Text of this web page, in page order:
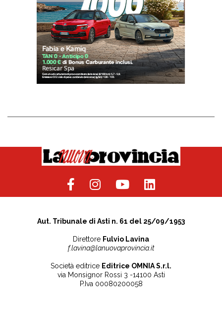
Aut. Tribunale di Asti n. 61 del 25/09/1953
Direttore Fulvio Lavina
f.lavina@lanuovaprovincia.it
Società editrice Editrice OMNIA S.r.l.
via Monsignor Rossi 3 -14100 Asti
P.Iva 00080200058